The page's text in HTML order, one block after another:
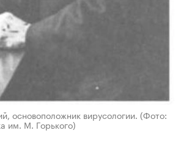
основоположник вирусологии. (Фото:
им. М. Горького)